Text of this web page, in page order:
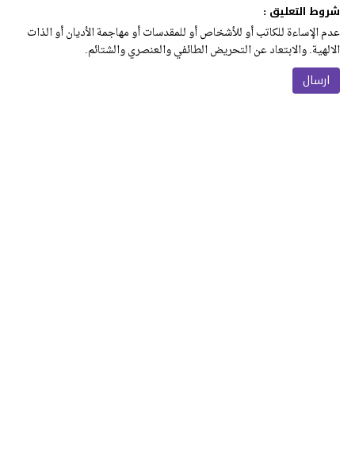
شروط التعليق :
عدم الإساءة للكاتب أو للأشخاص أو للمقدسات أو مهاجمة الأديان أو الذات
الالهية. والابتعاد عن التحريض الطائفي والعنصري والشتائم.